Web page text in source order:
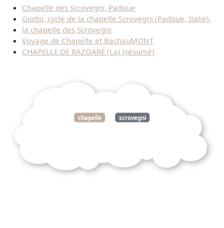
Chapelle des Scrovegni, Padoue
Giotto, cycle de la chapelle Scrovegni (Padoue, Italie).
la chapelle des Scrovegni
Voyage de Chapelle et BachauMONT
CHAPELLE DE RAZOARÉ (La) (résumé)
chapelle scrovegni